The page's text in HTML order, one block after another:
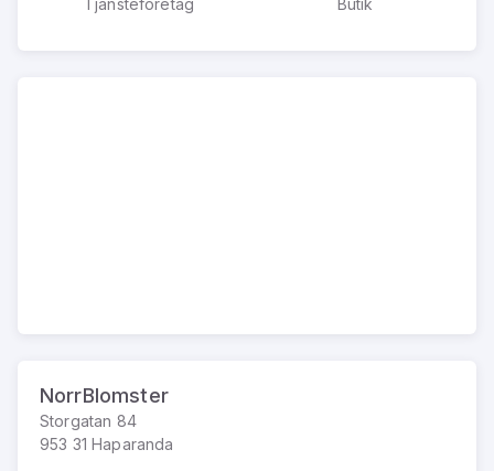
NorrBlomster
Storgatan 84
953 31 Haparanda